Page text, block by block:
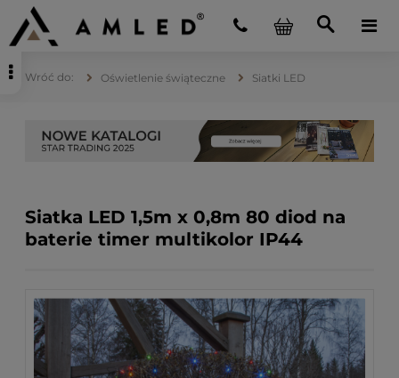
Oświetlenie świąteczne Siatki LED
Siatka LED 1,5m x 0,8m 80 diod na
baterie timer multikolor IP44